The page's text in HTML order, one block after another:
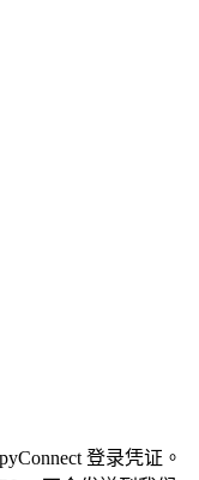
登录凭证。